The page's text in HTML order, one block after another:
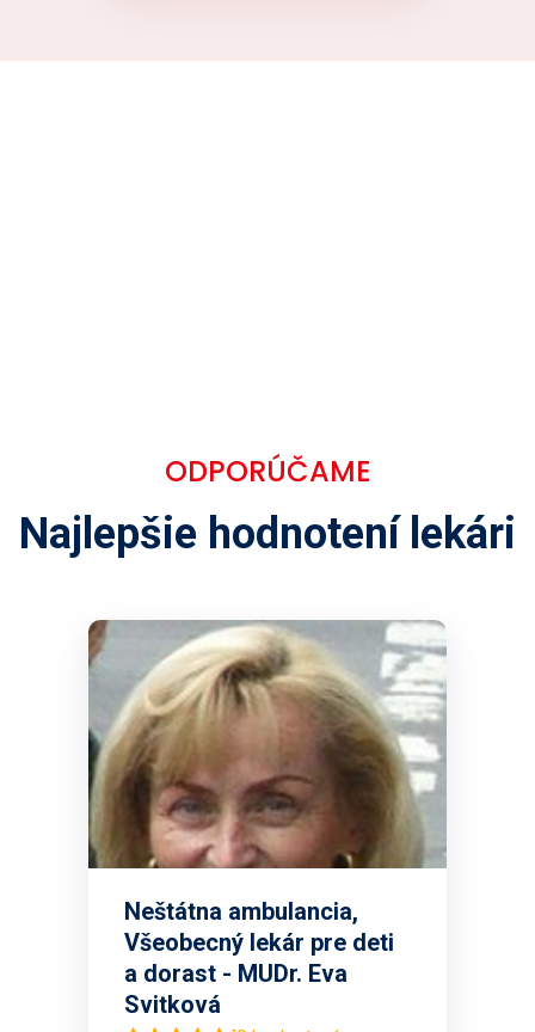
ODPORÚČAME
Najlepšie hodnotení lekári
Neštátna ambulancia,
Všeobecný lekár pre deti
a dorast - MUDr. Eva
Svitková